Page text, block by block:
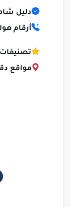
دليل
أرقام
تصنيفات
مواقع